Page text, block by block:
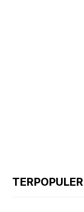
TERPOPULER